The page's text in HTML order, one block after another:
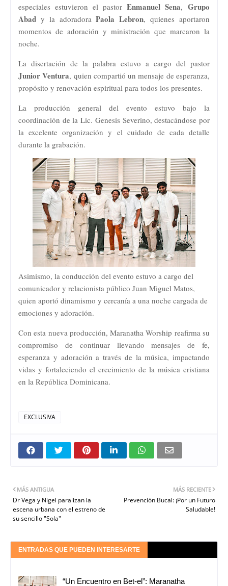
especiales estuvieron el pastor Enmanuel Sena, Grupo
Abad y la adoradoraPaola Lebron, quienes aportaron
momentos de adoración y ministración que marcaron la
noche.
La disertación de la palabra estuvo a cargo del pastor
Junior Ventura, quien compartió un mensaje de esperanza,
propósito y renovación espiritual para todos los presentes.
La producción general del evento estuvo bajo la
coordinación de la Lic. Genesis Severino, destacándose por
la excelente organización y el cuidado de cada detalle
durante la grabación.
Asimismo, la conducción del evento estuvo a cargo del
comunicador y relacionista público Juan Miguel Matos,
quien aportó dinamismo y cercanía a una noche cargada de
emociones y adoración.
Con esta nueva producción,Maranatha Worship reafirma su
compromiso de continuar llevando mensajes de fe,
esperanza y adoración a través de la música, impactando
vidas y fortaleciendo el crecimiento de la música cristiana
en la República Dominicana.
EXCLUSIVA
MÁS RECIENTE
Prevención Bucal: ¡Por un Futuro
Saludable!
MÁS ANTIGUA
Dr Vega y Nigel paralizan la
escena urbana con el estreno de
su sencillo "Sola"
ENTRADAS QUE PUEDEN INTERESARTE
“Un Encuentro en Bet-el”: Maranatha